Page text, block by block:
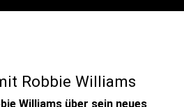
Robbie Williams
Williams über sein neues